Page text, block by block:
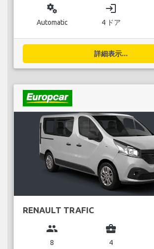
miscellaneous_services
Automatic
login
4 ドア
詳細表示...
RENAULT TRAFIC
group
8
business_center
4